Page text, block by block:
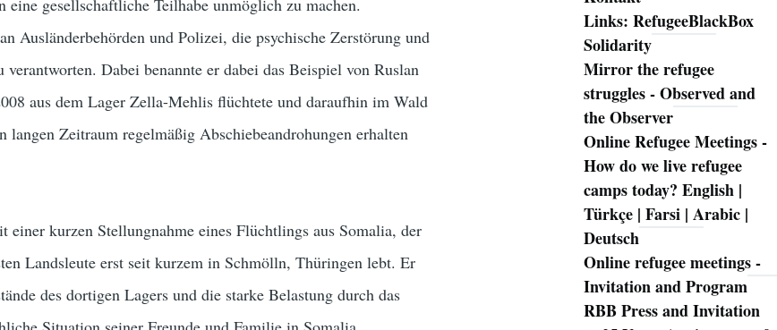
eine gesellschaftliche Teilhabe unmöglich zu machen.
Ausländerbehörden und Polizei, die psychische Zerstörung und
Dabei benannte er dabei das Beispiel von Ruslan
aus dem Lager Zella-Mehlis flüchtete und daraufhin im Wald
langen Zeitraum regelmäßig Abschiebeandrohungen erhalten
einer kurzen Stellungnahme eines Flüchtlings aus Somalia, der
Landsleute erst seit kurzem in Schmölln, Thüringen lebt. Er
des dortigen Lagers und die starke Belastung durch das
Links: RefugeeBlackBox
Solidarity
Mirror the refugee
struggles - Observed and
the Observer
Online Refugee Meetings -
How do we live refugee
camps today? English |
Türkçe | Farsi | Arabic |
Deutsch
Online refugee meetings -
Invitation and Program
RBB Press and Invitation